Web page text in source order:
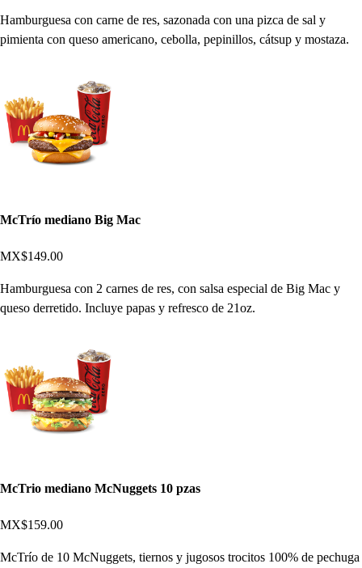
Hamburguesa con carne de res, sazonada con una pizca de sal y
pimienta con queso americano, cebolla, pepinillos, cátsup y mostaza.
McTrío mediano Big Mac
MX$149.00
Hamburguesa con 2 carnes de res, con salsa especial de Big Mac y
queso derretido. Incluye papas y refresco de 21oz.
McTrio mediano McNuggets 10 pzas
MX$159.00
McTrío de 10 McNuggets, tiernos y jugosos trocitos 100% de pechuga